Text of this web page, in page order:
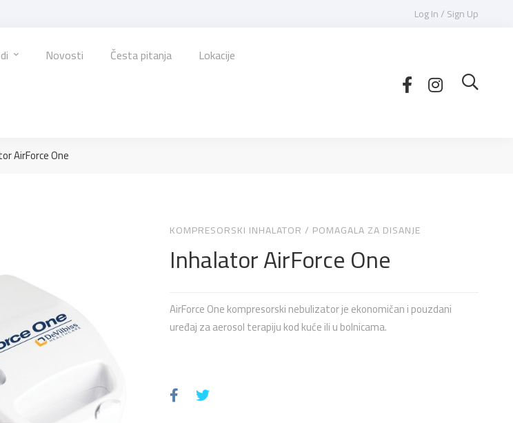
Log In / Sign Up
Novosti Česta pitanja Lokacije
AirForce One
KOMPRESORSKI INHALATOR / POMAGALA ZA DISANJE
Inhalator AirForce One
AirForce One kompresorski nebulizator je ekonomičan i pouzdani
uređaj za aerosol terapiju kod kuće ili u bolnicama.